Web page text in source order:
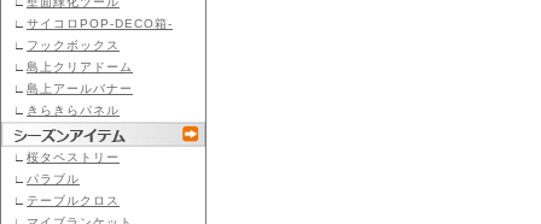
∟ サイコロPOP-DECO箱-
∟ フックボックス
∟ 島上クリアドーム
∟ 島上アールバナー
∟
きらきらパネル
∟ 桜タペストリー
∟ パラブル
∟ テーブルクロス